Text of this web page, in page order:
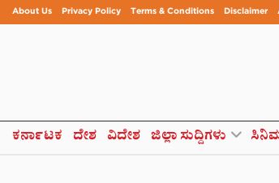
About Us Privacy Policy Terms & Conditions Disclaimer
ಕರ್ನಾಟಕ ದೇಶ ವಿದೇಶ ಜಿಲ್ಲಾ ಸುದ್ದಿಗಳು